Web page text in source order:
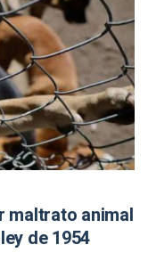
maltrato animal
de 1954